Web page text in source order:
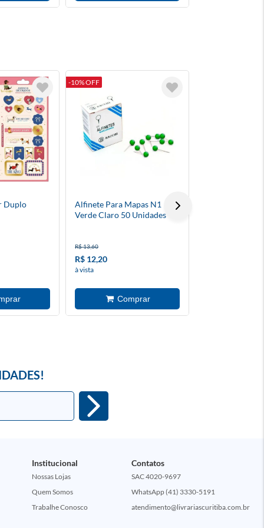
Duplo
-10% OFF
Alfinete Para Mapas N1
Verde Claro 50 Unidades
R$ 13,60
R$ 12,20
à vista
Institucional
Nossas Lojas
Quem Somos
Trabalhe Conosco
Contatos
SAC 4020-9697
WhatsApp (41) 3330-5191
atendimento@livrariascuritiba.com.br